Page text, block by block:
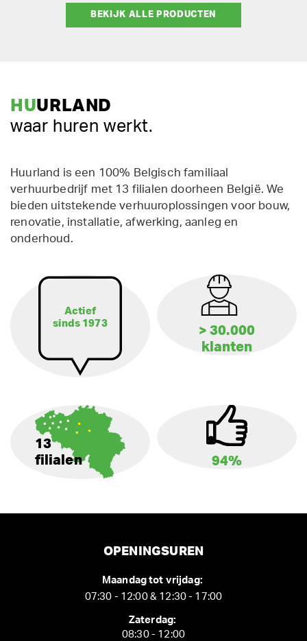
BEKIJK ALLE PRODUCTEN
HUURLAND
waar huren werkt.
Huurland is een 100% Belgisch familiaal
verhuurbedrijf met 13 filialen doorheen België. We
bieden uitstekende verhuuroplossingen voor bouw,
renovatie, installatie, afwerking, aanleg en
onderhoud.
Actief
sinds 1973
> 30.000
klanten
13
filialen
94%
OPENINGSUREN
Maandag tot vrijdag:
07:30 - 12:00 & 12:30 - 17:00
Zaterdag:
08:30 - 12:00